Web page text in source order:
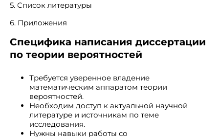
5. Список литературы
6. Приложения
Специфика написания диссертации
по теории вероятностей
Требуется уверенное владение
математическим аппаратом теории
вероятностей.
Необходим доступ к актуальной научной
литературе и источникам по теме
исследования.
Нужны навыки работы со